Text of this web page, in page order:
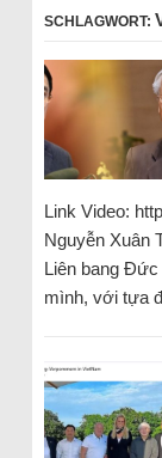
SCHLAGWORT:
Link Video:
Nguyễn Xuân
Liên bang Đức
mình, với tựa